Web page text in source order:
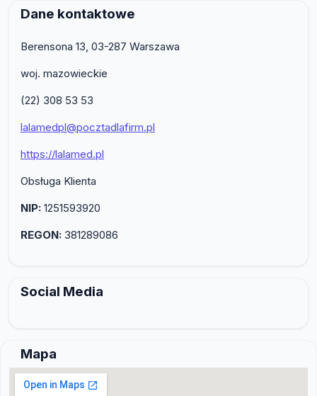
Dane kontaktowe
Berensona 13, 03-287 Warszawa
woj. mazowieckie
(22) 308 53 53
lalamedpl@pocztadlafirm.pl
https://lalamed.pl
Obsługa Klienta
NIP: 1251593920
REGON: 381289086
Social Media
Mapa